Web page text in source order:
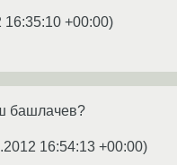
16:35:10 +00:00)
башлачев?
16:54:13 +00:00)